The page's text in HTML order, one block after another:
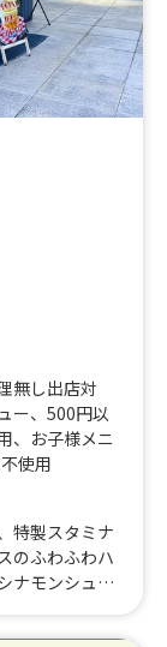
無し出店対
ー、 500円以
、 お子様メニ
使用
特製スタミナ
のふわふわハ
ナモンシュガ
ツ (カスター